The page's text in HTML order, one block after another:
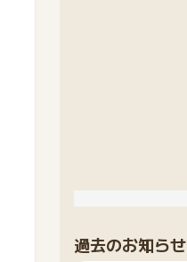
過去のお知らせ